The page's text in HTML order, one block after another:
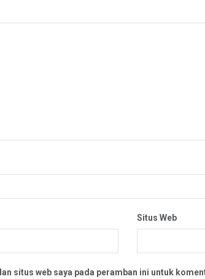
Situs Web
situs web saya pada peramban ini untuk